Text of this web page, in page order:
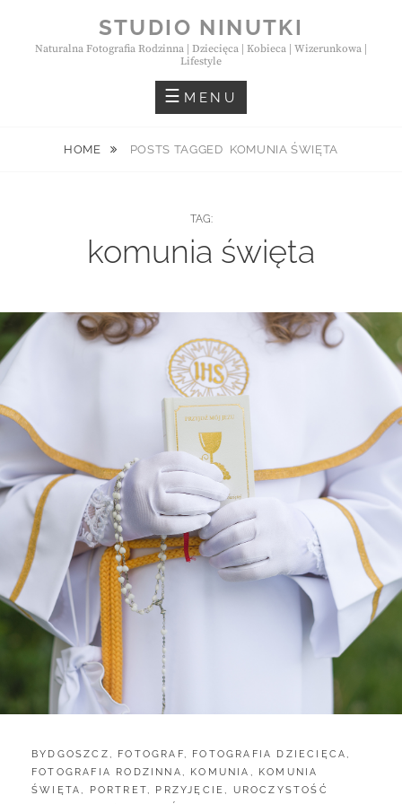
content
STUDIO NINUTKI
Naturalna Fotografia Rodzinna | Dziecięca | Kobieca | Wizerunkowa |
Lifestyle
MENU
HOME POSTS TAGGED KOMUNIA ŚWIĘTA
TAG:
komunia święta
CATEGORIES:
BYDGOSZCZ , FOTOGRAF, FOTOGRAFIA DZIECIĘCA ,
FOTOGRAFIA RODZINNA , KOMUNIA , KOMUNIA
ŚWIĘTA , PORTRET, PRZYJĘCIE , UROCZYSTOŚĆ